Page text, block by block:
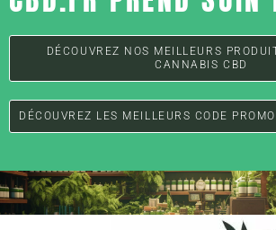
DÉCOUVREZ NOS MEILLEURS
CANNABIS CBD
DÉCOUVREZ LES MEILLEURS CODE